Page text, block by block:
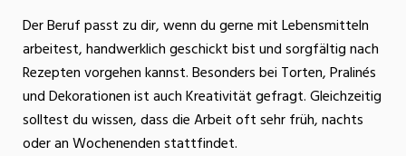
Der Beruf passt zu dir, wenn du gerne mit Lebensmitteln
arbeitest, handwerklich geschickt bist und sorgfältig nach
Rezepten vorgehen kannst. Besonders bei Torten, Pralinés
und Dekorationen ist auch Kreativität gefragt. Gleichzeitig
solltest du wissen, dass die Arbeit oft sehr früh, nachts
oder an Wochenenden stattfindet.